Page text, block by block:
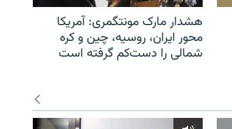
هشدار مارک مونتگمری: آمریکا
محور ایران، روسیه، چین و کره
شمالی را دست‌کم گرفته است